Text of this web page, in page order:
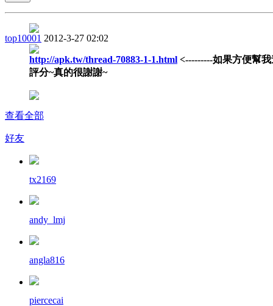
top10001 2012-3-27 02:02
http://apk.tw/thread-70883-1-1.html <---------如果方便幫
評分~真的很謝謝~
查看全部
好友
tx2169
andy_lmj
angla816
piercecai